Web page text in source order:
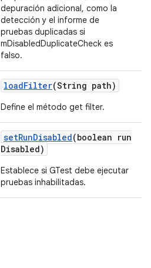
depuración adicional, como la
detección y el informe de
pruebas duplicadas si
mDisabledDuplicateCheck es
falso.
loadFilter(String path)
Define el método get filter.
setRunDisabled(boolean run
Disabled)
Establece si GTest debe ejecutar
pruebas inhabilitadas.